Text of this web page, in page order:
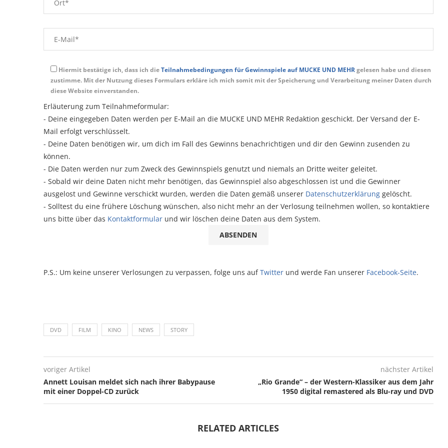
Hiermit bestätige ich, dass ich dieTeilnahmebedingungen für Gewinnspiele auf MUCKE UND MEHRgelesen habe und diesen
zustimme. Mit der Nutzung dieses Formulars erkläre ich mich somit mit der Speicherung und Verarbeitung meiner Daten durch
diese Website einverstanden.
Erläuterung zum Teilnahmeformular:
- Deine eingegeben Daten werden per E-Mail an die MUCKE UND MEHR Redaktion geschickt. Der Versand der E-
Mail erfolgt verschlüsselt.
- Deine Daten benötigen wir, um dich im Fall des Gewinns benachrichtigen und dir den Gewinn zusenden zu
können.
- Die Daten werden nur zum Zweck des Gewinnspiels genutzt und niemals an Dritte weiter geleitet.
- Sobald wir deine Daten nicht mehr benötigen, das Gewinnspiel also abgeschlossen ist und die Gewinner
ausgelost und Gewinne verschickt wurden, werden die Daten gemäß unserer Datenschutzerklärung gelöscht.
- Solltest du eine frühere Löschung wünschen, also nicht mehr an der Verlosung teilnehmen wollen, so kontaktiere
uns bitte über das Kontaktformular und wir löschen deine Daten aus dem System.
P.S.: Um keine unserer Verlosungen zu verpassen, folge uns aufTwitter und werde Fan unserer Facebook-Seite.
DVD FILM KINO NEWS STORY
voriger Artikel
Annett Louisan meldet sich nach ihrer Babypause
mit einer Doppel-CD zurück
nächster Artikel
„Rio Grande“ – der Western-Klassiker aus dem Jahr
1950 digital remastered als Blu-ray und DVD
RELATED ARTICLES